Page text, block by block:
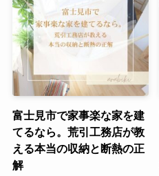
富士見市で家事楽な家を建
てるなら。荒引工務店が教
える本当の収納と断熱の正
解